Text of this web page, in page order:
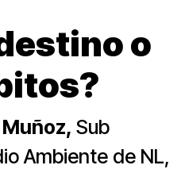
o
Sub
Ambiente de NL,